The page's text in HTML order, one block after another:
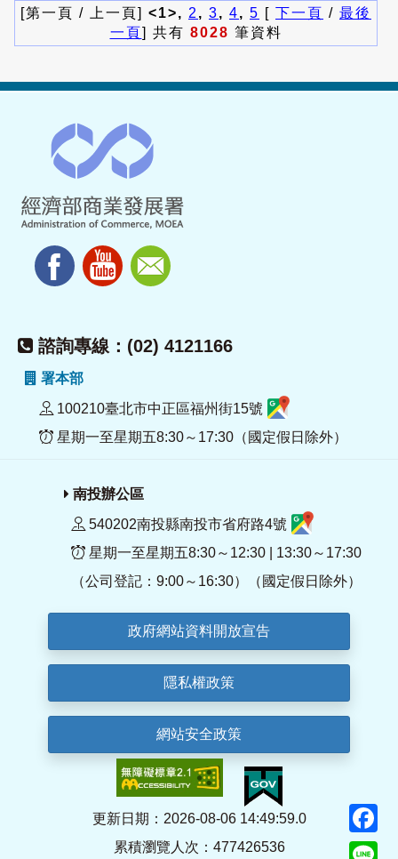
[第一頁 / 上一頁] <1>, 2 , 3, 4, 5 [ 下一頁 / 最後
一頁] 共有 8028 筆資料
諮詢專線：(02) 4121166
署本部
100210臺北市中正區福州街15號
星期一至星期五8:30～17:30（國定假日除外）
南投辦公區
540202南投縣南投市省府路4號
星期一至星期五8:30～12:30 | 13:30～17:30
（公司登記：9:00～16:30）（國定假日除外）
政府網站資料開放宣告
隱私權政策
網站安全政策
更新日期：2026-08-06 14:49:59.0
累積瀏覽人次：477426536